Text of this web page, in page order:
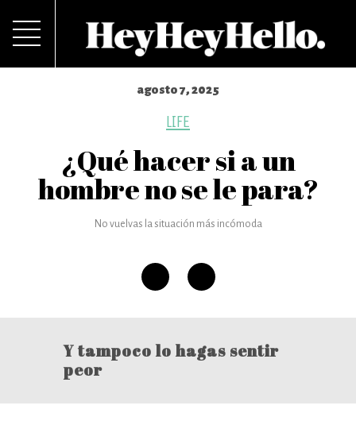
agosto 7, 2025
LIFE
¿Qué hacer si a un
hombre no se le para?
No vuelvas la situación más incómoda
Y tampoco lo hagas sentir
peor